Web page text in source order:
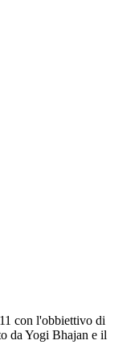
con l'obbiettivo di
da Yogi Bhajan e il